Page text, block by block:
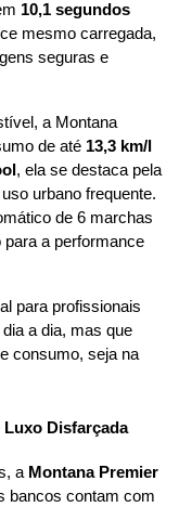
10,1 segundos
mesmo carregada,
seguras e
a Montana
de até 13,3 km/l
, ela se destaca pela
urbano frequente.
de 6 marchas
a performance
para profissionais
a dia, mas que
consumo, seja na
Luxo Disfarçada
a Montana Premier
bancos contam com